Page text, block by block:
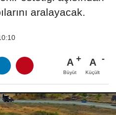
aralayacak.
A
Büyüt
A
Küçült